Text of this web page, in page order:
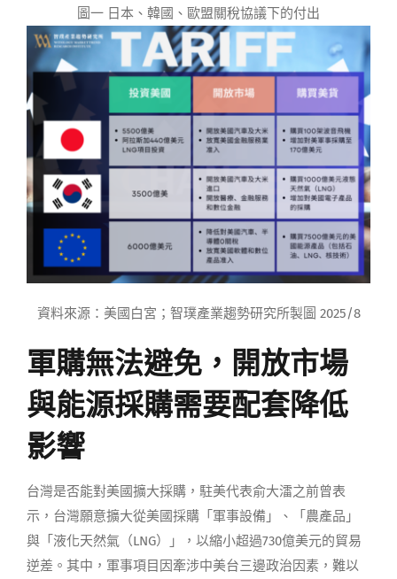
圖一 日本、韓國、歐盟關稅協議下的付出
資料來源：美國白宮；智璞產業趨勢研究所製圖 2025/8
軍購無法避免，開放市場
與能源採購需要配套降低
影響
台灣是否能對美國擴大採購，駐美代表俞大㵢之前曾表
示，台灣願意擴大從美國採購「軍事設備」、「農產品」
與「液化天然氣（LNG）」，以縮小超過730億美元的貿易
逆差。其中，軍事項目因牽涉中美台三邊政治因素，難以